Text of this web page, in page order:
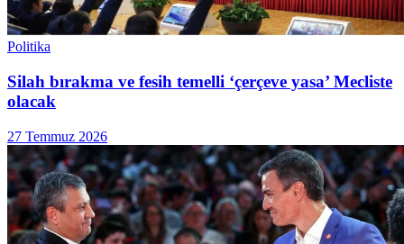
Politika
Silah bırakma ve fesih temelli ‘çerçeve yasa’ Mecliste
olacak
27 Temmuz 2026